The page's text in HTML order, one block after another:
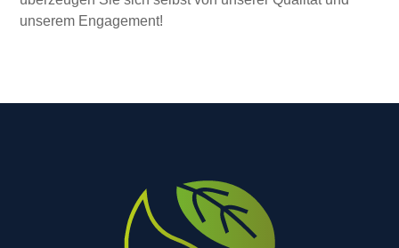
unserem Engagement!